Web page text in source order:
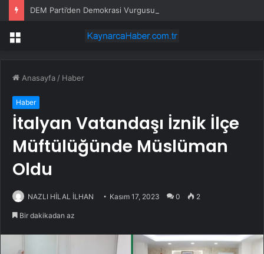
DEM Parti’den Demokrasi Vurgusu
Menü
Anasayfa / Haber
Haber
İtalyan Vatandaşı İznik İlçe
Müftülüğünde Müslüman
Oldu
NAZLI HİLAL İLHAN Kasım 17, 2023 0 2
Bir dakikadan az